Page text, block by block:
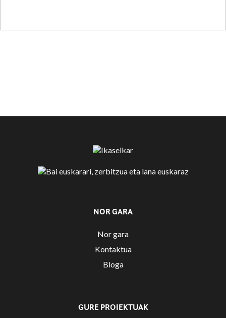
NOR GARA
Nor gara
Kontaktua
Bloga
GURE PROIEKTUAK